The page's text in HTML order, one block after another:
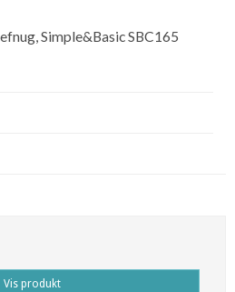
Simple&Basic SBC165
Vis produkt